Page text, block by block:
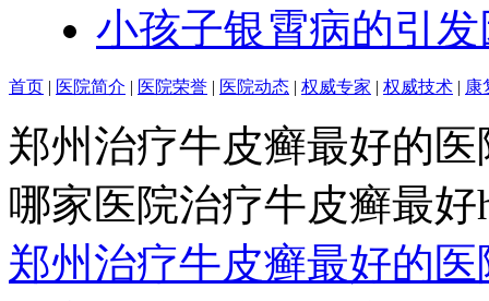
小孩子银霄病的引
首页 | 医院简介 | 医院荣誉 | 医院动态 | 权威专家 | 权威技术 | 康
郑州治疗牛皮癣最好的
哪家医院治疗牛皮癣最好
郑州治疗牛皮癣最好的